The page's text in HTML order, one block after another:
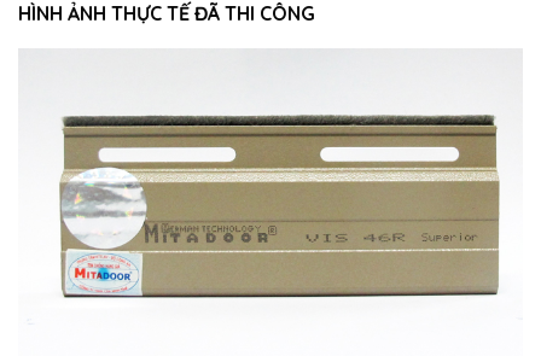
HÌNH ẢNH THỰC TẾ ĐÃ THI CÔNG